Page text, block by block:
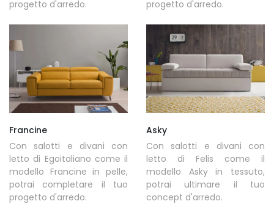
progetto d'arredo.
progetto d'arredo.
Francine
Con salotti e divani con
letto di Egoitaliano come il
modello Francine in pelle,
potrai completare il tuo
progetto d'arredo.
Asky
Con salotti e divani con
letto di Felis come il
modello Asky in tessuto,
potrai ultimare il tuo
concept d'arredo.